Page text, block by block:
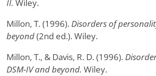
II. Wiley.
Millon, T. (1996). Disorders of
beyond(2nd ed.). Wiley.
Millon, T., & Davis, R. D. (1996).
DSM-IV and beyond. Wiley.